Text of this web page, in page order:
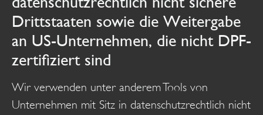
Drittstaaten sowie die Weitergabe
an US-Unternehmen, die nicht DPF-
zertifiziert sind
Wir verwenden unter anderem Tools von
Unternehmen mit Sitz in datenschutzrechtlich nicht